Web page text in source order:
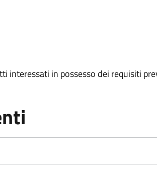
interessati in possesso dei requisiti